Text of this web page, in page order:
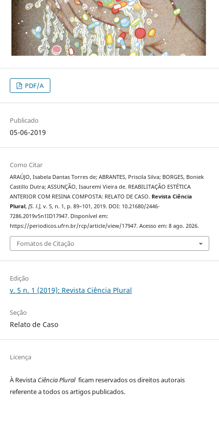
PDF/A
Publicado
05-06-2019
Como Citar
ARAÚJO, Isabela Dantas Torres de; ABRANTES, Priscila Silva; BORGES, Boniek
Castillo Dutra; ASSUNÇÃO, Isauremi Vieira de. REABILITAÇÃO ESTÉTICA
ANTERIOR COM RESINA COMPOSTA: RELATO DE CASO. Revista Ciência
Plural, [S. l.], v. 5, n. 1, p. 89–101, 2019. DOI: 10.21680/2446-
7286.2019v5n1ID17947. Disponível em:
https://periodicos.ufrn.br/rcp/article/view/17947. Acesso em: 8 ago. 2026.
Fomatos de Citação
Edição
v. 5 n. 1 (2019): Revista Ciência Plural
Seção
Relato de Caso
Licença
À Revista Ciência Plural ficam reservados os direitos autorais
referente a todos os artigos publicados.